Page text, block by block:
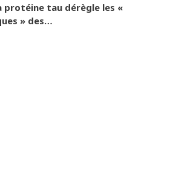
protéine tau dérègle les «
» des…